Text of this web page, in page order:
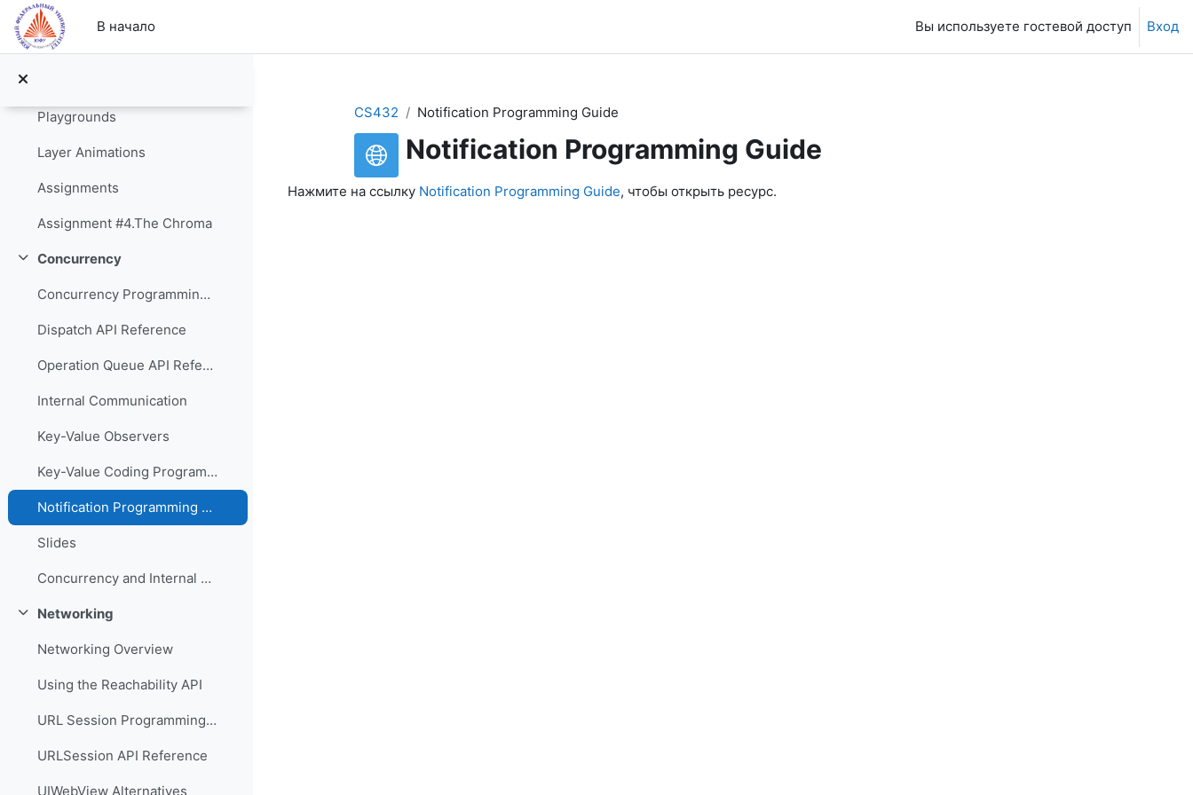
Перейти к основному содержанию
В начало
Вы используете гостевой доступ Вход
Puzzle with Graphics
Draw!
Playgrounds
Layer Animations
Assignments
Assignment #4.The Chroma
Свернуть
Concurrency
Concurrency Programming Guide
Dispatch API Reference
Operation Queue API Reference
Internal Communication
Key-Value Observers
Key-Value Coding Programming Guide
Notification Programming Guide
Slides
Concurrency and Internal Communication
Свернуть
Networking
Networking Overview
Using the Reachability API
URL Session Programming Guide
URLSession API Reference
UIWebView Alternatives
CS432 Notification Programming Guide
Notification Programming Guide
Нажмите на ссылку Notification Programming Guide, чтобы открыть ресурс.